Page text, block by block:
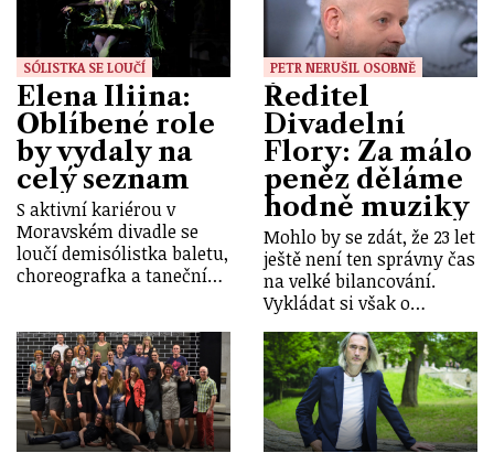
SÓLISTKA SE LOUČÍ
Elena Iliina:
Oblíbené role
by vydaly na
celý seznam
S aktivní kariérou v
Moravském divadle se
loučí demisólistka baletu,
choreografka a taneční…
PETR NERUŠIL OSOBNĚ
Ředitel
Divadelní
Flory: Za málo
peněz děláme
hodně muziky
Mohlo by se zdát, že 23 let
ještě není ten správny čas
na velké bilancování.
Vykládat si však o…